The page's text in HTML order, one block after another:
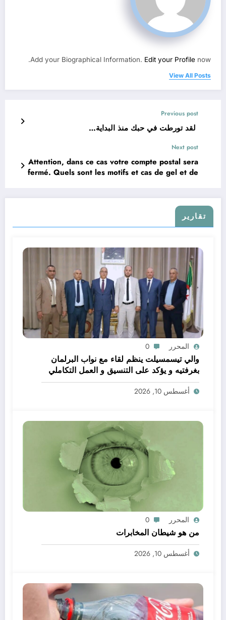
Add your Biographical Information. Edit your Profile now.
View All Posts
Previous post
لقد تورطت في حبك منذ البداية…
Next post
Attention, dans ce cas votre compte postal sera
fermé. Quels sont les motifs et cas de gel et de
تقارير
المحرر 0
والي تيسمسيلت ينظم لقاء مع نواب البرلمان
بغرفتيه و يؤكد على التنسيق و العمل التكاملي
خدمة للتنمية و المواطن
أغسطس 10, 2026
المحرر 0
من هو شيطان المخابرات
أغسطس 10, 2026